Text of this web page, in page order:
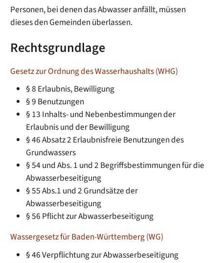
Personen, bei denen das Abwasser anfällt, müssen
dieses den Gemeinden überlassen.
Rechtsgrundlage
Gesetz zur Ordnung des Wasserhaushalts (WHG)
§ 8 Erlaubnis, Bewilligung
§ 9 Benutzungen
§ 13 Inhalts- und Nebenbestimmungen der
Erlaubnis und der Bewilligung
§ 46 Absatz 2 Erlaubnisfreie Benutzungen des
Grundwassers
§ 54 und Abs. 1 und 2 Begriffsbestimmungen für die
Abwasserbeseitigung
§ 55 Abs.1 und 2 Grundsätze der
Abwasserbeseitigung
§ 56 Pflicht zur Abwasserbeseitigung
Wassergesetz für Baden-Württemberg (WG)
§ 46 Verpflichtung zur Abwasserbeseitigung